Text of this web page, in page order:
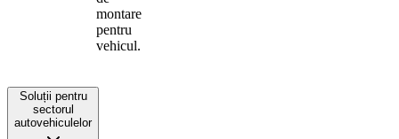
montare
pentru
vehicul.
Soluții pentru
sectorul
autovehiculelor